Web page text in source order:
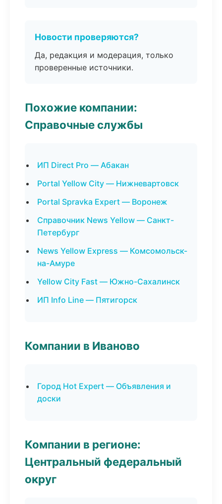
Новости проверяются?
Да, редакция и модерация, только
проверенные источники.
Похожие компании:
Справочные службы
ИП Direct Pro — Абакан
Portal Yellow City — Нижневартовск
Portal Spravka Expert — Воронеж
Справочник News Yellow — Санкт-
Петербург
News Yellow Express — Комсомольск-
на-Амуре
Yellow City Fast — Южно-Сахалинск
ИП Info Line — Пятигорск
Компании в Иваново
Город Hot Expert — Объявления и
доски
Компании в регионе:
Центральный федеральный
округ